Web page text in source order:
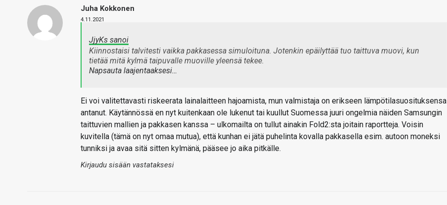
Juha Kokkonen
4.11.2021
JjyKs sanoi
Kiinnostaisi talvitesti vaikka pakkasessa simuloituna. Jotenkin epäilyttää tuo taittuva muovi, kun
tietää mitä kylmä taipuvalle muoville yleensä tekee.
Napsauta laajentaaksesi…
Ei voi valitettavasti riskeerata lainalaitteen hajoamista, mun valmistaja on erikseen lämpötilasuosituksensa
antanut. Käytännössä en nyt kuitenkaan ole lukenut tai kuullut Suomessa juuri ongelmia näiden Samsungin
taittuvien mallien ja pakkasen kanssa – ulkomailta on tullut ainakin Fold2:sta joitain raportteja. Voisin
kuvitella (tämä on nyt omaa mutua), että kunhan ei jätä puhelinta kovalla pakkasella esim. autoon moneksi
tunniksi ja avaa sitä sitten kylmänä, pääsee jo aika pitkälle.
Kirjaudu sisään vastataksesi